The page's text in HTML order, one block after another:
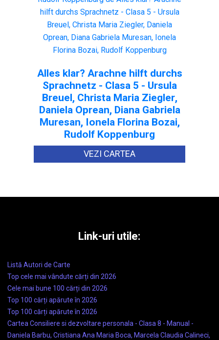
Alles klar? Arachne hilft durchs
Sprachnetz - Clasa 5 - Ursula
Breuel, Christa Maria Ziegler,
Daniela Oprean, Diana Gabriela
Muresan, Ionela Florina Bozai,
Rudolf Koppenburg
VEZI CARTEA
Link-uri utile:
Listă Autori de Carte
Top cele mai vândute cărți din 2026
Cele mai bune 100 cărți din 2026
Top 100 cărți apărute în 2026
Top 100 cărți apărute în 2026
Cartea Consiliere si dezvoltare personala - Clasa 8 - Manual -
Daniela Barbu, Cristiana Ana Maria Boca, Marcela Claudia Calineci,